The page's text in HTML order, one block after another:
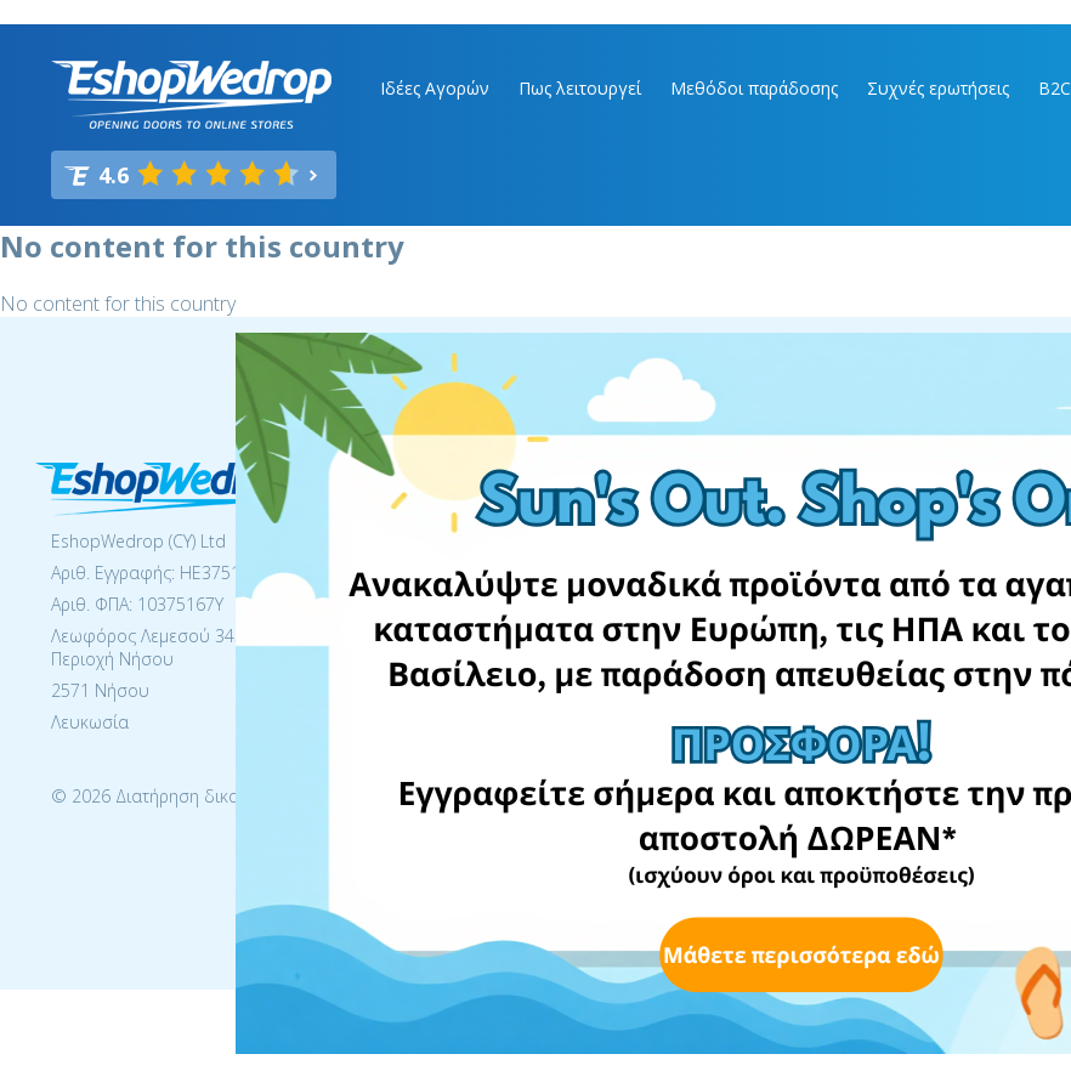
Ιδέες Αγορών Πως λειτουργεί Μεθόδοι παράδοσης Συχνές ερωτήσεις B2C
4.6
No content for this country
No content for this country
EshopWedrop (CY) Ltd
Αριθ. Εγγραφής: ΗΕ375167
Αριθ. ΦΠΑ: 10375167Y
Λεωφόρος Λεμεσού 345Α , Βιομηχανική
Περιοχή Νήσου
2571 Νήσου
Λευκωσία
Επικοινωνήστε μαζί μας
Tηλ.:+357 22711212
Ώρες τηλεφωνικής εξυπηρέτησης:
Δευ. - Πεμ. 08:30-17:00
Παρ. 08:30-15:΄00
Ώρες παραλαβής δεμάτων (Flagship):
Πληροφορίες
Σχετικά με εμάς
Όροι & Προϋποθέσεις
Πολιτική Απορρήτου
Sitemap
© 2026 Διατήρηση δικαιωμάτων https://www.eshopwedrop.com.cy/